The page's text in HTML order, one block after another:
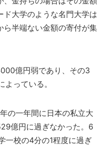
ド大学のような名門大学は
ら半端ない金額の寄付が集
億円弱であり、その3
っている。
の一年間に日本の私立大
億円に過ぎなかった。6
一校の4分の1程度に過ぎ